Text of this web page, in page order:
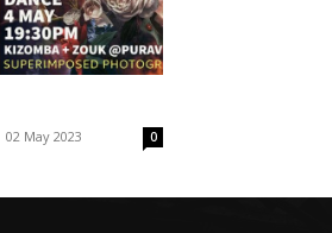
02 May 2023 0